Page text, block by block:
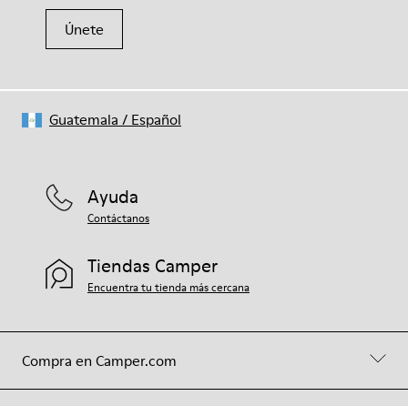
Únete
Compra en Camper.com
Ayuda
Contáctanos
Tiendas Camper
Encuentra tu tienda más cercana
Guatemala / Español